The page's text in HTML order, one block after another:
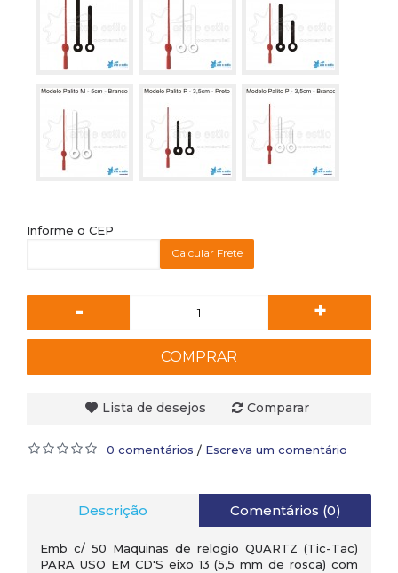
Informe o CEP
Calcular Frete
- +
COMPRAR
Lista de desejos Comparar
0 comentários / Escreva um comentário
Descrição Comentários (0)
Emb c/ 50 Maquinas de relogio QUARTZ (Tic-Tac)
PARA USO EM CD'S eixo 13 (5,5 mm de rosca) com